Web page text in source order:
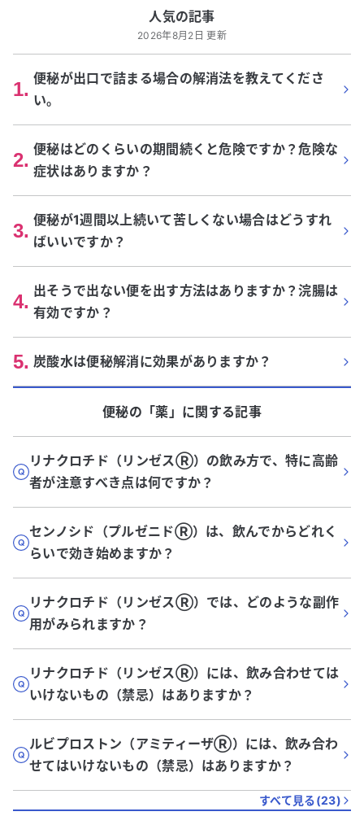
人気の記事
2026年8月2日 更新
1. 便秘が出口で詰まる場合の解消法を教えてくださ
い。
2. 便秘はどのくらいの期間続くと危険ですか？危険な
症状はありますか？
3. 便秘が1週間以上続いて苦しくない場合はどうすれ
ばいいですか？
4. 出そうで出ない便を出す方法はありますか？浣腸は
有効ですか？
5. 炭酸水は便秘解消に効果がありますか？
便秘の「薬 」に関する記事
リナクロチド（リンゼスⓇ）の飲み方で、特に高齢
者が注意すべき点は何ですか？
センノシド（プルゼニドⓇ）は、飲んでからどれく
らいで効き始めますか？
リナクロチド（リンゼスⓇ）では、どのような副作
用がみられますか？
リナクロチド（リンゼスⓇ）には、飲み合わせては
いけないもの（禁忌）はありますか？
ルビプロストン（アミティーザⓇ）には、飲み合わ
せてはいけないもの（禁忌）はありますか？
すべて見る(23)